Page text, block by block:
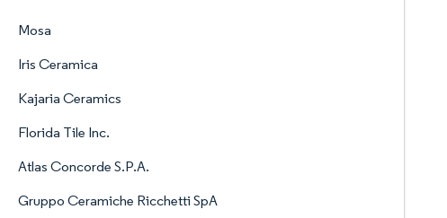
Mosa
Iris Ceramica
Kajaria Ceramics
Florida Tile Inc.
Atlas Concorde S.P.A.
Gruppo Ceramiche Ricchetti SpA